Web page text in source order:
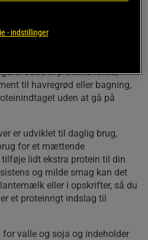
proteinpulver med god
både til proteinshakes,
til havregrød eller bagning,
uden at gå på
er udviklet til daglig brug,
for et mættende
lidt ekstra protein til din
og milde smag kan det
eller i opskrifter, så du
et proteinrigt indslag til
for valle og soja og indeholder
- indstillinger